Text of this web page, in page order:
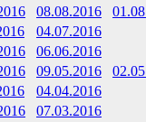
08.08.2016
04.07.2016
06.06.2016
09.05.2016
04.04.2016
07.03.2016